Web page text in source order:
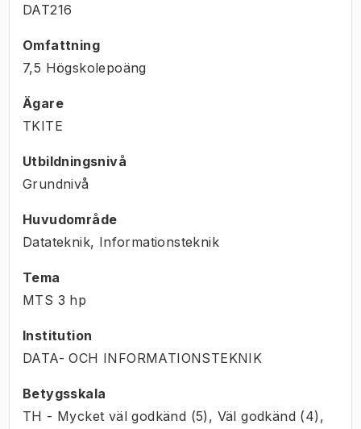
DAT216
Omfattning
7,5 Högskolepoäng
Ägare
TKITE
Utbildningsnivå
Grundnivå
Huvudområde
Datateknik, Informationsteknik
Tema
MTS 3 hp
Institution
DATA- OCH INFORMATIONSTEKNIK
Betygsskala
TH - Mycket väl godkänd (5), Väl godkänd (4),